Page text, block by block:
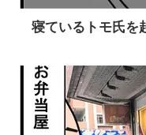
寝ているトモ氏を